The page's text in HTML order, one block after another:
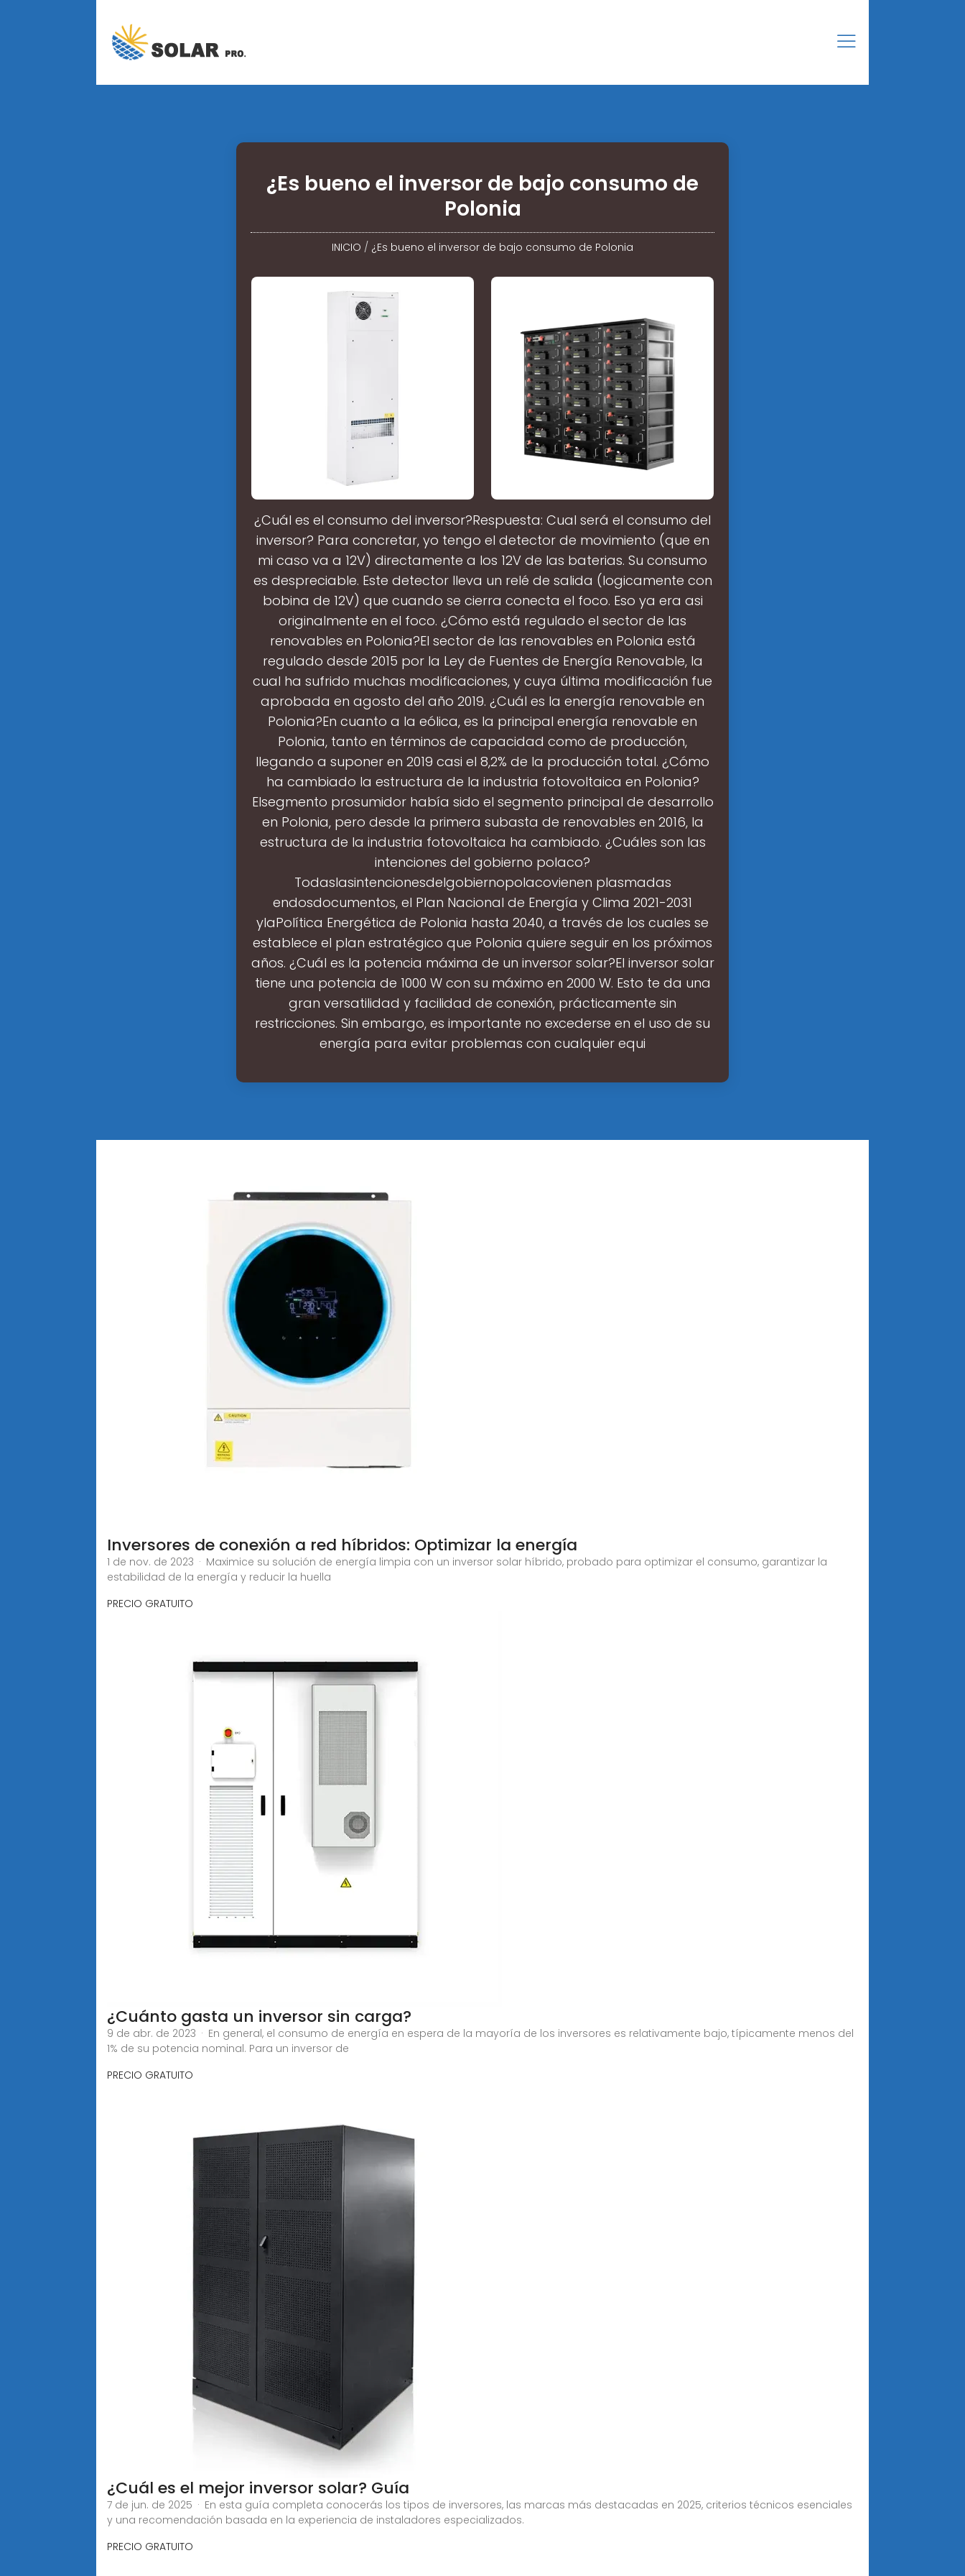
¿Es bueno el inversor de bajo consumo de
Polonia
INICIO / ¿Es bueno el inversor de bajo consumo de Polonia
¿Cuál es el consumo del inversor?Respuesta: Cual será el consumo del
inversor? Para concretar, yo tengo el detector de movimiento (que en
mi caso va a 12V) directamente a los 12V de las baterias. Su consumo
es despreciable. Este detector lleva un relé de salida (logicamente con
bobina de 12V) que cuando se cierra conecta el foco. Eso ya era asi
originalmente en el foco. ¿Cómo está regulado el sector de las
renovables en Polonia?El sector de las renovables en Polonia está
regulado desde 2015 por la Ley de Fuentes de Energía Renovable, la
cual ha sufrido muchas modificaciones, y cuya última modificación fue
aprobada en agosto del año 2019. ¿Cuál es la energía renovable en
Polonia?En cuanto a la eólica, es la principal energía renovable en
Polonia, tanto en términos de capacidad como de producción,
llegando a suponer en 2019 casi el 8,2% de la producción total. ¿Cómo
ha cambiado la estructura de la industria fotovoltaica en Polonia?
Elsegmento prosumidor había sido el segmento principal de desarrollo
en Polonia, pero desde la primera subasta de renovables en 2016, la
estructura de la industria fotovoltaica ha cambiado. ¿Cuáles son las
intenciones del gobierno polaco?
Todaslasintencionesdelgobiernopolacovienen plasmadas
endosdocumentos, el Plan Nacional de Energía y Clima 2021-2031
ylaPolítica Energética de Polonia hasta 2040, a través de los cuales se
establece el plan estratégico que Polonia quiere seguir en los próximos
años. ¿Cuál es la potencia máxima de un inversor solar?El inversor solar
tiene una potencia de 1000 W con su máximo en 2000 W. Esto te da una
gran versatilidad y facilidad de conexión, prácticamente sin
restricciones. Sin embargo, es importante no excederse en el uso de su
energía para evitar problemas con cualquier equi
Inversores de conexión a red híbridos: Optimizar la energía
1 de nov. de 2023 · Maximice su solución de energía limpia con un inversor solar híbrido, probado para optimizar el consumo, garantizar la
estabilidad de la energía y reducir la huella
PRECIO GRATUITO
¿Cuánto gasta un inversor sin carga?
9 de abr. de 2023 · En general, el consumo de energía en espera de la mayoría de los inversores es relativamente bajo, típicamente menos del
1% de su potencia nominal. Para un inversor de
PRECIO GRATUITO
¿Cuál es el mejor inversor solar? Guía
7 de jun. de 2025 · En esta guía completa conocerás los tipos de inversores, las marcas más destacadas en 2025, criterios técnicos esenciales
y una recomendación basada en la experiencia de instaladores especializados.
PRECIO GRATUITO